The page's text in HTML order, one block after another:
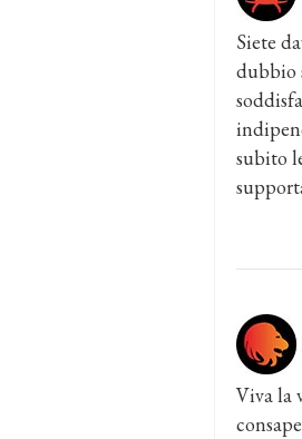
Siete
dubbio
subito
Viva la